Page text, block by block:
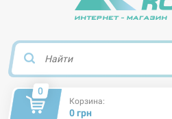
0
Корзина:
0 грн